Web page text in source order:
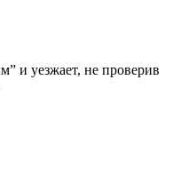
и уезжает, не проверив